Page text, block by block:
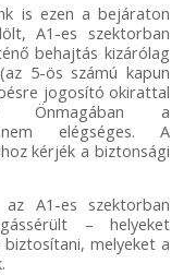
is ezen a bejáraton
A1-es szektorban
behajtás kizárólag
5-ös számú kapun
jogosító okirattal
Önmagában a
elégséges. A
kérjék a biztonsági
az A1-es szektorban
– helyeket
melyeket a